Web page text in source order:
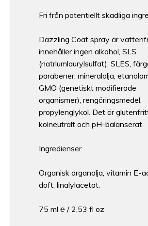
Fri från potentiellt skadliga
Dazzling Coat spray är
innehåller ingen alkohol, SLS
(natriumlaurylsulfat), SLES,
parabener, mineralolja,
GMO (genetiskt modifierade
organismer), rengöringsmedel,
propylenglykol. Det är
kolneutralt och pH-balanserat.
Ingredienser
Organisk arganolja, vitamin E-
doft, linalylacetat.
75 ml ℮ / 2,53 fl oz